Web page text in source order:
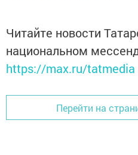
Читайте новости
национальном
https://max.ru/tatmedia
Перейти на